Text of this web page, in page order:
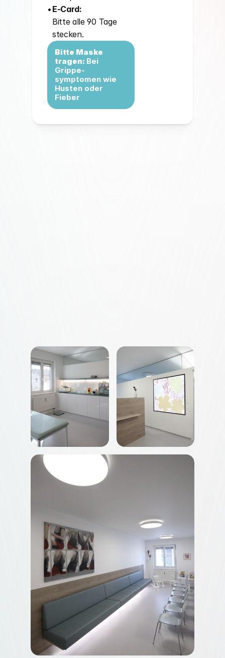
• E-Card:
Bitte alle 90 Tage
stecken.
Bitte Maske
tragen: Bei
Grippe-
symptomen wie
Husten oder
Fieber